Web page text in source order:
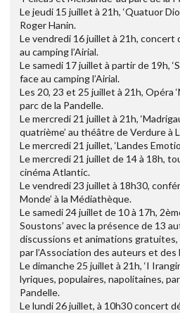
Le jeudi 15 juillet à 21h, ‘Quatuor
Roger Hanin.
Le vendredi 16 juillet à 21h, concert
au camping l’Airial.
Le samedi 17 juillet à partir de 19h,
face au camping l’Airial.
Les 20, 23 et 25 juillet à 21h, Opéra
parc de la Pandelle.
Le mercredi 21 juillet à 21h,
quatrième’ au théâtre de Verdure à
Le mercredi 21 juillet, ‘Landes
Le mercredi 21 juillet de 14 à 18h,
cinéma Atlantic.
Le vendredi 23 juillet à 18h30,
Monde’ à la Médiathèque.
Le samedi 24 juillet de 10 à 17h,
Soustons’ avec la présence de 13
discussions et animations
par l’Association des auteurs et des
Le dimanche 25 juillet à 21h, ‘I
lyriques, populaires, napolitaines,
Pandelle.
Le lundi 26 juillet, à 10h30 concert